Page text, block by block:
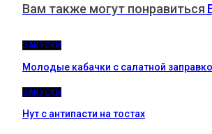
Вам также могут понравиться
ЗАКУСКИ
Молодые кабачки с салатной
ЗАКУСКИ
Нут с антипасти на тостах